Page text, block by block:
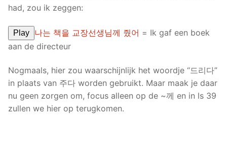
had, zou ik zeggen:
Play 나는 책을 교장선생님께 줬어 = Ik gaf een boek
aan de directeur
Nogmaals, hier zou waarschijnlijk het woordje “드리다”
in plaats van 주다 worden gebruikt. Maar maak je daar
nu geen zorgen om, focus alleen op de ~께 en in ls 39
zullen we hier op terugkomen.